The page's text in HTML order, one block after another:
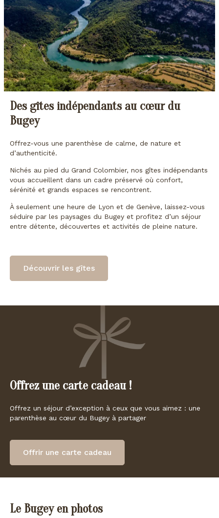
Des gîtes indépendants au cœur du
Bugey
Offrez-vous une parenthèse de calme, de nature et
d’authenticité.
Nichés au pied du Grand Colombier, nos gîtes indépendants
vous accueillent dans un cadre préservé où confort,
sérénité et grands espaces se rencontrent.
À seulement une heure de Lyon et de Genève, laissez-vous
séduire par les paysages du Bugey et profitez d’un séjour
entre détente, découvertes et activités de pleine nature.
Découvrir les gîtes
Offrez une carte cadeau !
Offrez un séjour d’exception à ceux que vous aimez : une
parenthèse au cœur du Bugey à partager
Offrir une carte cadeau
Le Bugey en photos